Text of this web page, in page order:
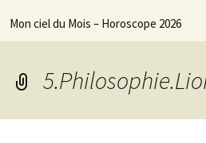
contenu
Mon ciel du Mois – Horoscope 2026